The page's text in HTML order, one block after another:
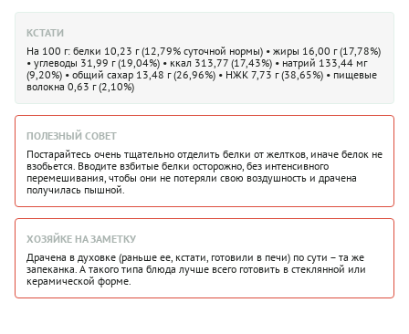
КСТАТИ
На 100 г: белки 10,23 г (12,79% суточной нормы) • жиры 16,00 г (17,78%)
• углеводы 31,99 г (19,04%) • ккал 313,77 (17,43%) • натрий 133,44 мг
(9,20%) • общий сахар 13,48 г (26,96%) • НЖК 7,73 г (38,65%) • пищевые
волокна 0,63 г (2,10%)
ПОЛЕЗНЫЙ СОВЕТ
Постарайтесь очень тщательно отделить белки от желтков, иначе белок не
взобьется. Вводите взбитые белки осторожно, без интенсивного
перемешивания, чтобы они не потеряли свою воздушность и драчена
получилась пышной.
ХОЗЯЙКЕ НА ЗАМЕТКУ
Драчена в духовке (раньше ее, кстати, готовили в печи) по сути – та же
запеканка. А такого типа блюда лучше всего готовить в стеклянной или
керамической форме.